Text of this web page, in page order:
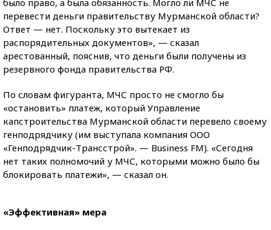
перевести деньги правительству Мурманской области?
Ответ — нет. Поскольку это вытекает из
распорядительных документов», — сказал
арестованный, пояснив, что деньги были получены из
резервного фонда правительства РФ.
По словам фигуранта, МЧС просто не смогло бы
«остановить» платеж, который Управление
капстроительства Мурманской области перевело своему
генподрядчику (им выступала компания ООО
«Генподрядчик-Трансстрой». — Business FM). «Сегодня
нет таких полномочий у МЧС, которыми можно было бы
блокировать платежи», — сказал он.
«Эффективная» мера